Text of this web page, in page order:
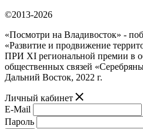
©2013-2026
«Посмотри на Владивосток» -
«Развитие и продвижение
ПРИ XI региональной премии в
общественных связей
Дальний Восток, 2022 г.
Личный кабинет
E-Mail
Пароль